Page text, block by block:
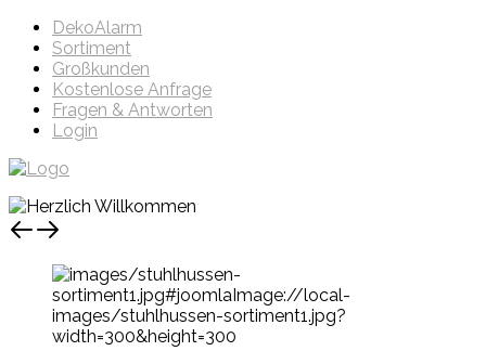
DekoAlarm
Sortiment
Großkunden
Kostenlose Anfrage
Fragen & Antworten
Login